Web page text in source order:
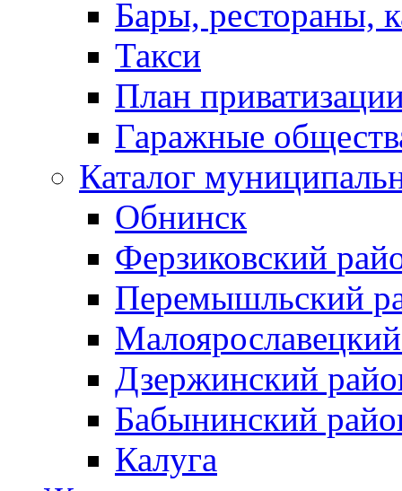
Бары, рестораны,
Такси
План
Гаражные
Каталог
Обнинск
Ферзиковский
Перемышльский
Дзержинский
Бабынинский
Калуга